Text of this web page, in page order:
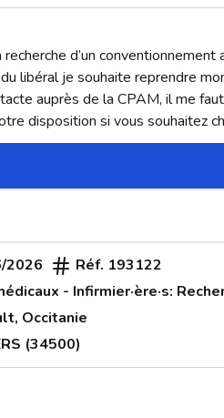
recherche d’un
libéral je souhaite reprendre
auprès de la CPAM, il me
disposition si vous souhaitez
2026 Réf. 193122
- Infirmier·ère·s:
, Occitanie
(34500)